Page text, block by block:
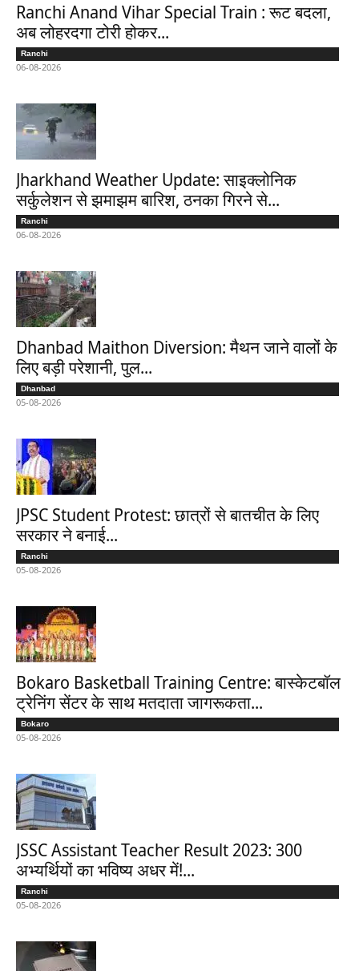
Ranchi Anand Vihar Special Train : रूट बदला,
अब लोहरदगा टोरी होकर...
Ranchi
06-08-2026
Jharkhand Weather Update: साइक्लोनिक
सर्कुलेशन से झमाझम बारिश, ठनका गिरने से...
Ranchi
06-08-2026
Dhanbad Maithon Diversion: मैथन जाने वालों के
लिए बड़ी परेशानी, पुल...
Dhanbad
05-08-2026
JPSC Student Protest: छात्रों से बातचीत के लिए
सरकार ने बनाई...
Ranchi
05-08-2026
Bokaro Basketball Training Centre: बास्केटबॉल
ट्रेनिंग सेंटर के साथ मतदाता जागरूकता...
Bokaro
05-08-2026
JSSC Assistant Teacher Result 2023: 300
अभ्यर्थियों का भविष्य अधर में!...
Ranchi
05-08-2026